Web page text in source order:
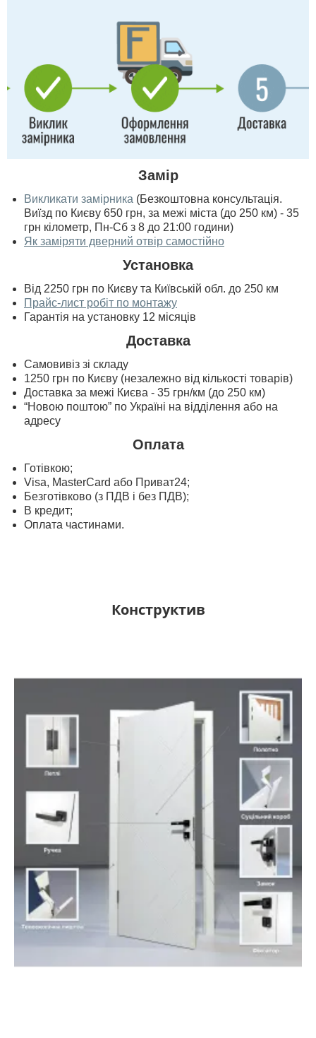
Замір
Викликати замірника (Безкоштовна консультація.
Виїзд по Києву 650 грн, за межі міста (до 250 км) - 35
грн кілометр, Пн-Сб з 8 до 21:00 години)
Як заміряти дверний отвір самостійно
Установка
Від 2250 грн по Києву та Київській обл. до 250 км
Прайс-лист робіт по монтажу
Гарантія на установку 12 місяців
Доставка
Самовивіз зі складу
1250 грн по Києву (незалежно від кількості товарів)
Доставка за межі Києва - 35 грн/км (до 250 км)
“Новою поштою” по Україні на відділення або на
адресу
Оплата
Готівкою;
Visa, MasterСard або Приват24;
Безготівково (з ПДВ і без ПДВ);
В кредит;
Оплата частинами.
Конструктив